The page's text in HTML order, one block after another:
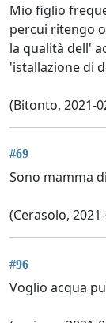
Mio figlio
percui ritengo
la qualità dell'
'istallazione di
(Bitonto, 2021-
#69
Sono mamma
(Cerasolo,
#96
Voglio acqua